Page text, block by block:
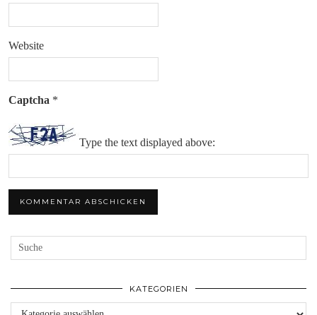
Website
Captcha *
Type the text displayed above:
KATEGORIEN
Kategorien